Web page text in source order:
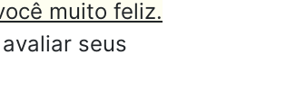
muito feliz.
seus